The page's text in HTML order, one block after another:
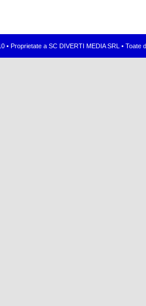
• Proprietate a SC DIVERTI MEDIA SRL •